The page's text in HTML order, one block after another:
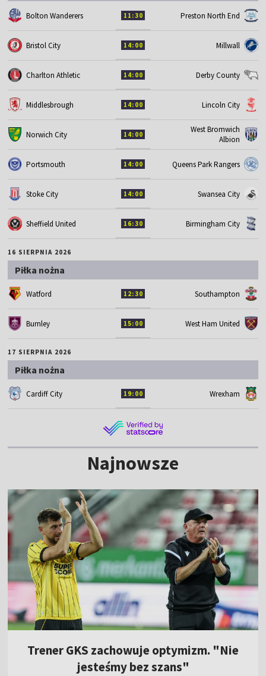
Bolton Wanderers 11:30 Preston North End
Bristol City 14:00 Millwall
Charlton Athletic 14:00 Derby County
Middlesbrough 14:00 Lincoln City
Norwich City 14:00
West Bromwich
Albion
Portsmouth 14:00 Queens Park Rangers
Stoke City 14:00 Swansea City
Sheffield United 16:30 Birmingham City
16 SIERPNIA 2026
Piłka nożna
Watford 12:30 Southampton
Burnley 15:00 West Ham United
17 SIERPNIA 2026
Piłka nożna
Cardiff City 19:00 Wrexham
Najnowsze
Trener GKS zachowuje optymizm. "Nie
jesteśmy bez szans"